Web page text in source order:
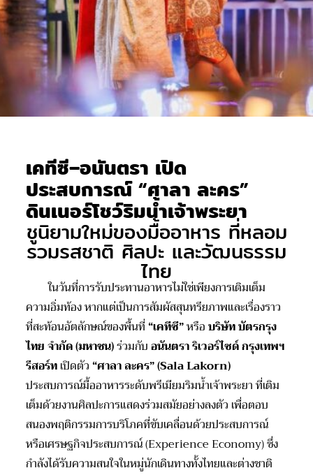
เคทีซี–อนันตรา เปิด
ประสบการณ์ “ศาลา ละคร”
ดินเนอร์โชว์ริมน้ำเจ้าพระยา
ชูนิยามใหม่ของมื้ออาหาร ที่หลอม
รวมรสชาติ ศิลปะ และวัฒนธรรม
ไทย
ในวันที่การรับประทานอาหารไม่ใช่เพียงการเติมเต็ม
ความอิ่มท้อง หากแต่เป็นการสัมผัสสุนทรียภาพและเรื่องราว
ที่สะท้อนอัตลักษณ์ของพื้นที่“เคทีซี”หรือบริษัท บัตรกรุง
ไทย จำกัด (มหาชน)ร่วมกับอนันตรา ริเวอร์ไซด์ กรุงเทพฯ
รีสอร์ทเปิดตัว“ศาลา ละคร” (Sala Lakorn)
ประสบการณ์มื้ออาหารระดับพรีเมียมริมน้ำเจ้าพระยา ที่เติม
เต็มด้วยงานศิลปะการแสดงร่วมสมัยอย่างลงตัว เพื่อตอบ
สนองพฤติกรรมการบริโภคที่ขับเคลื่อนด้วยประสบการณ์
หรือเศรษฐกิจประสบการณ์ (Experience Economy) ซึ่ง
กำลังได้รับความสนใจในหมู่นักเดินทางทั้งไทยและต่างชาติ